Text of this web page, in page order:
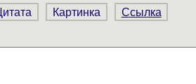
Картинка Ссылка